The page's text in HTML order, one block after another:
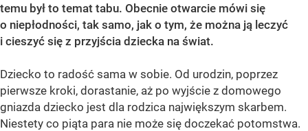
temu był to temat tabu. Obecnie otwarcie mówi się
o niepłodności, tak samo, jak o tym, że można ją leczyć
i cieszyć się z przyjścia dziecka na świat.
Dziecko to radość sama w sobie. Od urodzin, poprzez
pierwsze kroki, dorastanie, aż po wyjście z domowego
gniazda dziecko jest dla rodzica największym skarbem.
Niestety co piąta para nie może się doczekać potomstwa.